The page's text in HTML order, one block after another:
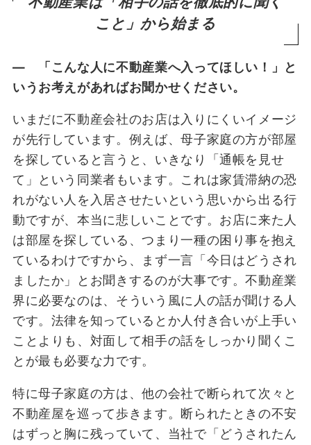
こと」から始まる
― 「こんな人に不動産業へ入ってほしい！」と
いうお考えがあればお聞かせください。
いまだに不動産会社のお店は入りにくいイメージ
が先行しています。例えば、母子家庭の方が部屋
を探していると言うと、いきなり「通帳を見せ
て」という同業者もいます。これは家賃滞納の恐
れがない人を入居させたいという思いから出る行
動ですが、本当に悲しいことです。お店に来た人
は部屋を探している、つまり一種の困り事を抱え
ているわけですから、まず一言「今日はどうされ
ましたか」とお聞きするのが大事です。不動産業
界に必要なのは、そういう風に人の話が聞ける人
です。法律を知っているとか人付き合いが上手い
ことよりも、対面して相手の話をしっかり聞くこ
とが最も必要な力です。
特に母子家庭の方は、他の会社で断られて次々と
不動産屋を巡って歩きます。断られたときの不安
はずっと胸に残っていて、当社で「どうされたん